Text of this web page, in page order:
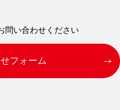
問い合わせください
フォーム